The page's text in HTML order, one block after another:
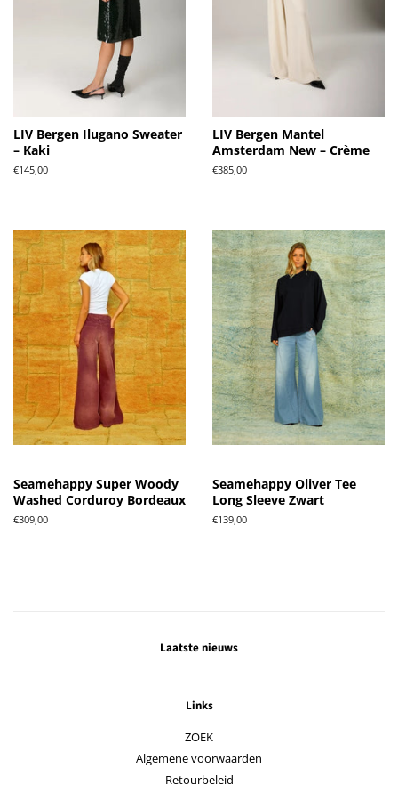
LIV Bergen Ilugano Sweater
– Kaki
Normale
€145,00
LIV Bergen Mantel
Amsterdam New – Crème
Normale
€385,00
Seamehappy Super Woody
Washed Corduroy Bordeaux
Normale
€309,00
Seamehappy Oliver Tee
Long Sleeve Zwart
Normale
€139,00
Laatste nieuws
Links
ZOEK
Algemene voorwaarden
Retourbeleid